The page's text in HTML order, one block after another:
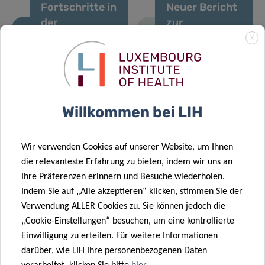
Fortschritte in
der
Präzisionsdiagnostik
Tierallergien –
Neuer Bericht
zur
von Zoonosen
aviären
Ursprungs in
02 Feb. 2026
Ergebnisse
des FNR CORE
Call 2025
Überwachung
von
Grippeepidemien
in Luxemburg
im Abwasser
14 Jan. 2026
Neue DII-
Übersichtsarbeit
X
Willkommen bei LIH
Wir verwenden Cookies auf unserer Website, um Ihnen
die relevanteste Erfahrung zu bieten, indem wir uns an
Ihre Präferenzen erinnern und Besuche wiederholen.
Indem Sie auf „Alle akzeptieren“ klicken, stimmen Sie der
Verwendung ALLER Cookies zu. Sie können jedoch die
„Cookie-Einstellungen“ besuchen, um eine kontrollierte
Einwilligung zu erteilen. Für weitere Informationen
darüber, wie LIH Ihre personenbezogenen Daten